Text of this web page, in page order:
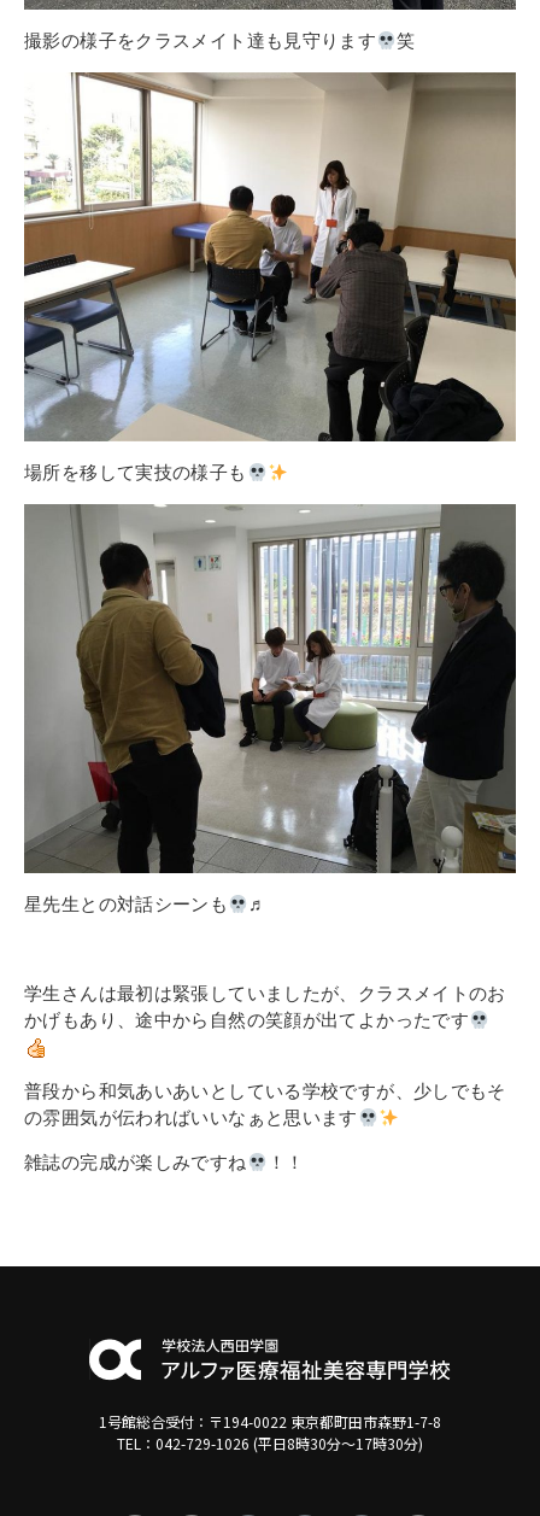
撮影の様子をクラスメイト達も見守ります 笑
場所を移して実技の様子も
星先生との対話シーンも ♬
学生さんは最初は緊張していましたが、クラスメイトのお
かげもあり、途中から自然の笑顔が出てよかったです
普段から和気あいあいとしている学校ですが、少しでもそ
の雰囲気が伝わればいいなぁと思います
雑誌の完成が楽しみですね ！！
1号館総合受付：〒194-0022 東京都町田市森野1-7-8
TEL：042-729-1026 (平日8時30分〜17時30分)